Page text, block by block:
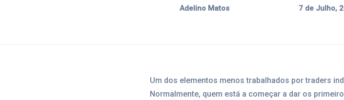
Adelino Matos 7 de Julho,
Um dos elementos menos trabalhados por traders
Normalmente, quem está a começar a dar os